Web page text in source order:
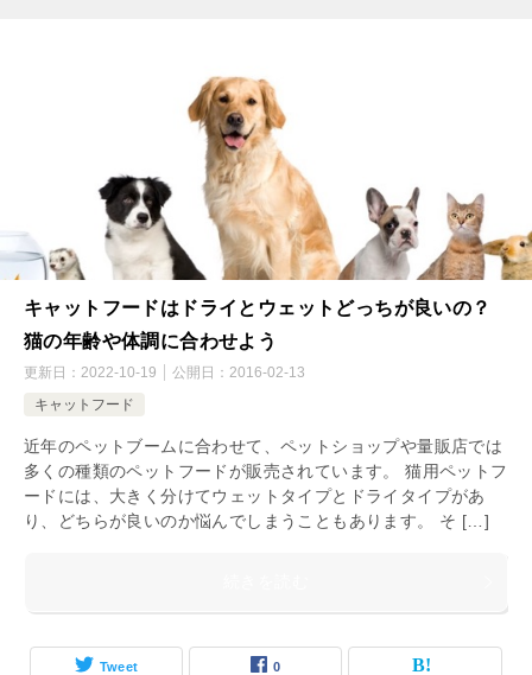
キャットフードはドライとウェットどっちが良いの？
猫の年齢や体調に合わせよう
更新日： 2022-10-19 公開日： 2016-02-13
キャットフード
近年のペットブームに合わせて、ペットショップや量販店では
多くの種類のペットフードが販売されています。 猫用ペットフ
ードには、大きく分けてウェットタイプとドライタイプがあ
り、どちらが良いのか悩んでしまうこともあります。 そ […]
Tweet 0